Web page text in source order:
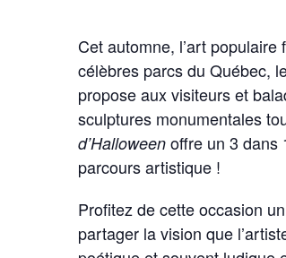
Cet automne, l’art populaire
célèbres parcs du Québec,
propose aux visiteurs et
sculptures monumentales
d’Halloween offre un 3 dans
parcours artistique !
Profitez de cette occasion
partager la vision que